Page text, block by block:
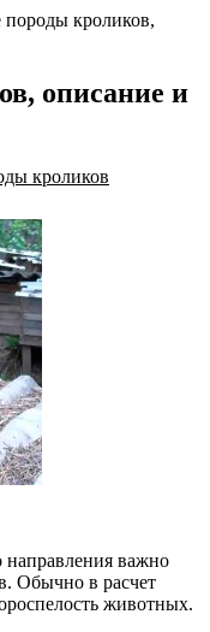
кроликов,
описание и
кроликов
важно
Обычно в расчет
животных.